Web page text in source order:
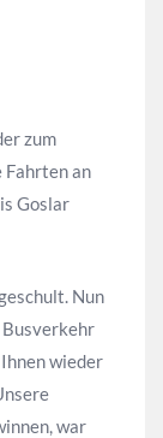
zum
Fahrten an
Goslar
Nun
wieder
war